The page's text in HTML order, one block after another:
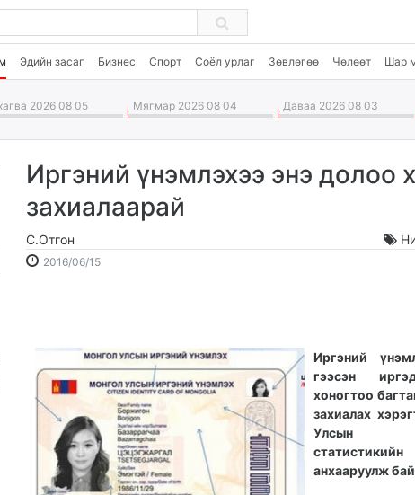
Эдийн засаг Бизнес Спорт Соёл урлаг Зөвлөгөө Чөлөөт Шар
2026 08 05 Мягмар 2026 08 04 Даваа 2026 08 03
Иргэний үнэмлэхээ энэ долоо
захиалаарай
С.Отгон
2016/06/152016-
2026-
Иргэний
гээсэн
хоногтоо
захиалах
Улсын
анхааруулж